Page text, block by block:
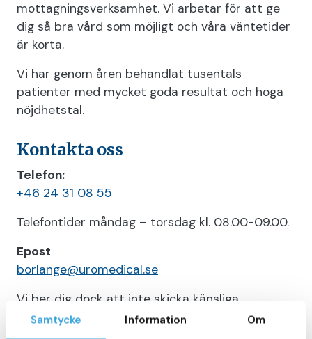
Samtycke Information Om
mottagningsverksamhet. Vi arbetar för att ge
dig så bra vård som möjligt och våra väntetider
är korta.
Vi har genom åren behandlat tusentals
patienter med mycket goda resultat och höga
nöjdhetstal.
Kontakta oss
Telefon:
+46 24 31 08 55
Telefontider måndag – torsdag kl. 08.00-09.00.
Epost
borlange@uromedical.se
Vi ber dig dock att inte skicka känsliga
personuppgifter eller känslig information. Ring
oss om personliga ärenden.